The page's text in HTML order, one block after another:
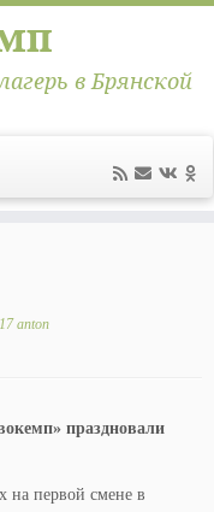
в Брянской
anton
праздновали
на первой смене в